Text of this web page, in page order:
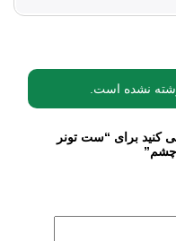
نشده است.
کنید برای “ست تونر
چشم”